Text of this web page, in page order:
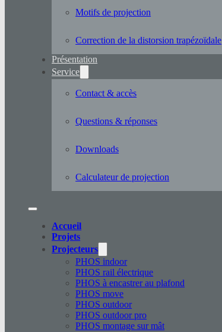
Motifs de projection
Correction de la distorsion trapézoïdale
Présentation
Service
Contact & accès
Questions & réponses
Downloads
Calculateur de projection
Accueil
Projets
Projecteurs
PHOS indoor
PHOS rail électrique
PHOS à encastrer au plafond
PHOS move
PHOS outdoor
PHOS outdoor pro
PHOS montage sur mât